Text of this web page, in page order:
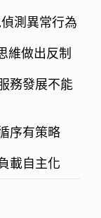
測異常行為
維做出反制
務發展不能
序有策略
載自主化